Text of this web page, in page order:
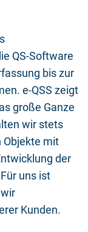
QS-Software
bis zur
e-QSS zeigt
große Ganze
wir stets
Objekte mit
der
uns ist
Kunden.